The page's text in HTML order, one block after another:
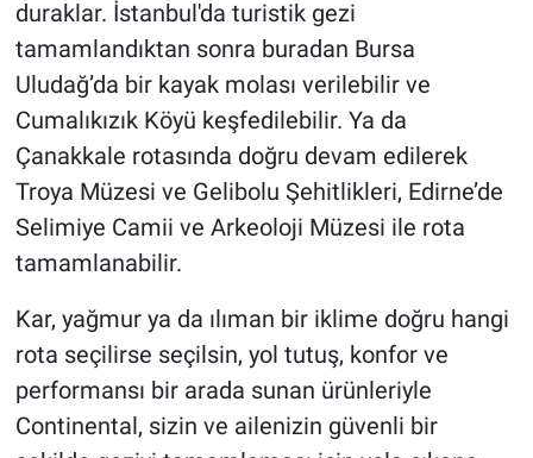
duraklar. İstanbul'da turistik gezi
tamamlandıktan sonra buradan Bursa
Uludağ’da bir kayak molası verilebilir ve
Cumalıkızık Köyü keşfedilebilir. Ya da
Çanakkale rotasında doğru devam edilerek
Troya Müzesi ve Gelibolu Şehitlikleri, Edirne’de
Selimiye Camii ve Arkeoloji Müzesi ile rota
tamamlanabilir.
Kar, yağmur ya da ılıman bir iklime doğru hangi
rota seçilirse seçilsin, yol tutuş, konfor ve
performansı bir arada sunan ürünleriyle
Continental, sizin ve ailenizin güvenli bir